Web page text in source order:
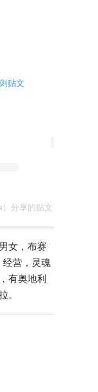
贴文
分享的贴文
女，布赛
经营，灵魂
有奥地利
。